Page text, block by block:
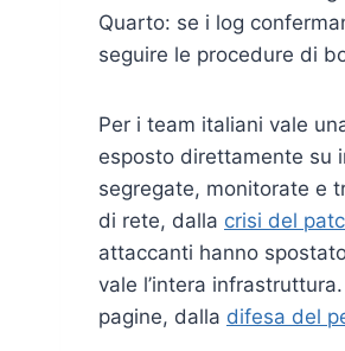
Quarto: se i log
seguire le procedure di
Per i team italiani vale
esposto direttamente su
segregate, monitorate e
di rete, dalla crisi del
attaccanti hanno
vale l’intera
pagine, dalla difesa del